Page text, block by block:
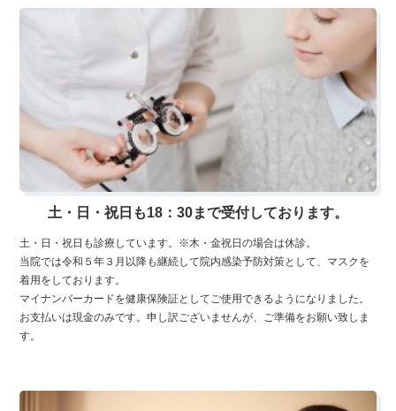
土・日・祝日も18：30まで受付しております。
土・日・祝日も診療しています。※木・金祝日の場合は休診。
当院では令和５年３月以降も継続して院内感染予防対策として、マスクを
着用をしております。
マイナンバーカードを健康保険証としてご使用できるようになりました。
お支払いは現金のみです。申し訳ございませんが、ご準備をお願い致しま
す。